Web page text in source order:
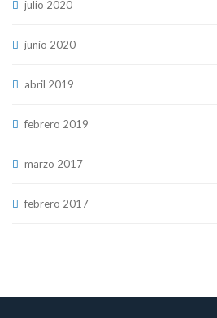
julio 2020
junio 2020
abril 2019
febrero 2019
marzo 2017
febrero 2017